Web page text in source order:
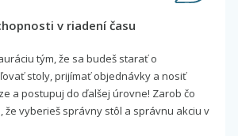
v riadení času
tým, že sa budeš starať o
stoly, prijímať objednávky a nosiť
a postupuj do ďalšej úrovne! Zarob čo
že vyberieš správny stôl a správnu akciu v